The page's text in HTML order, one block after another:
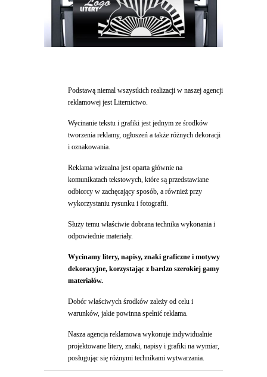
Podstawą niemal wszystkich realizacji w naszej agencji
reklamowej jest Liternictwo.
Wycinanie tekstu i grafiki jest jednym ze środków
tworzenia reklamy, ogłoszeń a także różnych dekoracji
i oznakowania.
Reklama wizualna jest oparta głównie na
komunikatach tekstowych, które są przedstawiane
odbiorcy w zachęcający sposób, a również przy
wykorzystaniu rysunku i fotografii.
Służy temu właściwie dobrana technika wykonania i
odpowiednie materiały.
Wycinamy litery, napisy, znaki graficzne i motywy
dekoracyjne, korzystając z bardzo szerokiej gamy
materiałów.
Dobór właściwych środków zależy od celu i
warunków, jakie powinna spełnić reklama.
Nasza agencja reklamowa wykonuje indywidualnie
projektowane litery, znaki, napisy i grafiki na wymiar,
posługując się różnymi technikami wytwarzania.